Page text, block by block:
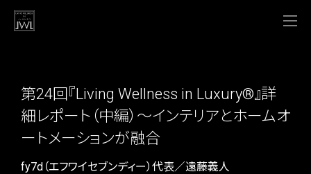
第24回『Living Wellness in Luxury®』詳
細レポート（中編）～インテリアとホームオ
ートメーションが融合
fy7d（エフワイセブンディー）代表／遠藤義人